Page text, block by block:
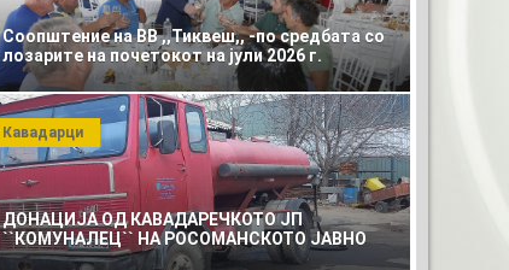
Соопштение на ВВ ,,Тиквеш,, -по средбата со
лозарите на почетокот на јули 2026 г.
ДОНАЦИЈА ОД КАВАДАРЕЧКОТО ЈП
``КОМУНАЛЕЦ`` НА РОСОМАНСКОТО ЈАВНО
ПРЕТПРИЈАТИЕ ЗА КОМУНАЛНО УСЛУГИ
Кавадарци